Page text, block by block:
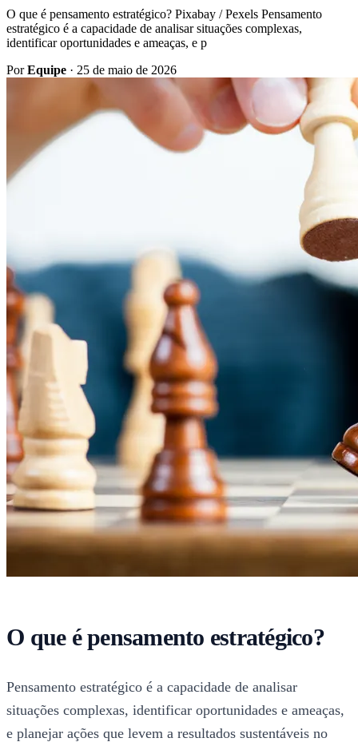
O que é pensamento estratégico? Pixabay / Pexels Pensamento
estratégico é a capacidade de analisar situações complexas,
identificar oportunidades e ameaças, e p
PorEquipe · 25 de maio de 2026
O que é pensamento estratégico?
Pensamento estratégico é a capacidade de analisar
situações complexas, identificar oportunidades e ameaças,
e planejar ações que levem a resultados sustentáveis no